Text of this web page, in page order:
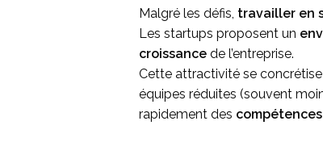
Malgré les défis, travailler en
Les startups proposent un
croissance de l’entreprise.
Cette attractivité se
équipes réduites (souvent
rapidement des